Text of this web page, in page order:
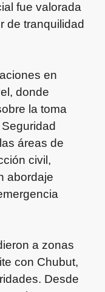
fue valorada
de tranquilidad
en
donde
la toma
áreas de
civil,
abordaje
a zonas
con Chubut,
Desde